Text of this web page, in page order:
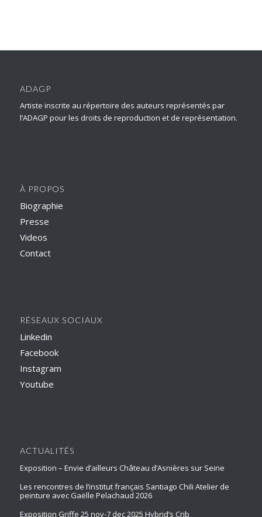
ADAGP
Artiste inscrite au répertoire des auteurs représentés par
l’ADAGP pour les droits de reproduction et de représentation.
À PROPOS
Biographie
Presse
Videos
Contact
RÉSEAUX SOCIAUX
Linkedin
Facebook
Instagram
Youtube
ACTUALITÉS
Exposition – Envie d’ailleurs Château d’Asnières sur Seine
Les rencontres de l’institut français Santiago Chili Atelier de
peinture avec Gaëlle Pelachaud 2026
Exposition Griffe 25 nov-7 dec 2025 Hybrid’s Crib